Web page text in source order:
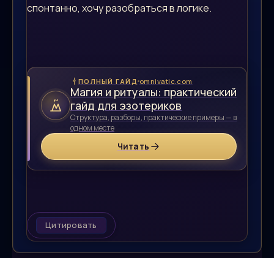
спонтанно, хочу разобраться в логике.
ПОЛНЫЙ ГАЙД omnivatic.com
Магия и ритуалы: практический
гайд для эзотериков
Структура, разборы, практические примеры — в
одном месте
Читать
Цитировать